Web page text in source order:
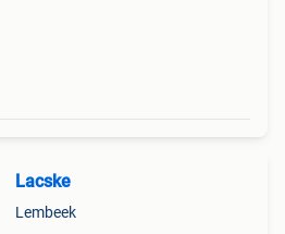
Lacske
Lembeek